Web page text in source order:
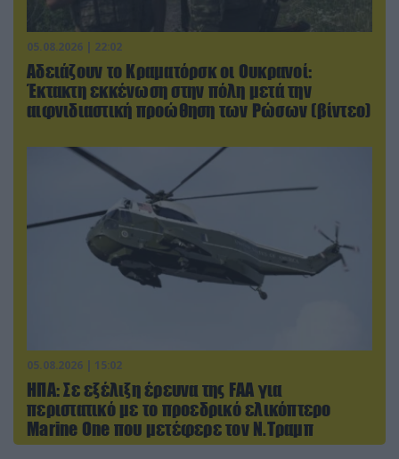
05.08.2026 | 22:02
Αδειάζουν το Κραματόρσκ οι Ουκρανοί:
Έκτακτη εκκένωση στην πόλη μετά την
αιφνιδιαστική προώθηση των Ρώσων (βίντεο)
05.08.2026 | 15:02
ΗΠΑ: Σε εξέλιξη έρευνα της FAA για
περιστατικό με το προεδρικό ελικόπτερο
Marine One που μετέφερε τον Ν.Τραμπ